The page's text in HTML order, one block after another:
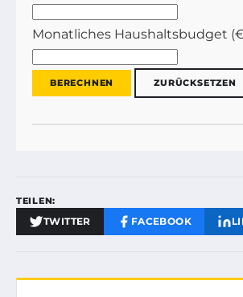
Monatliches Haushaltsbudget
BERECHNEN ZURÜCKSETZEN
TEILEN:
TWITTER FACEBOOK